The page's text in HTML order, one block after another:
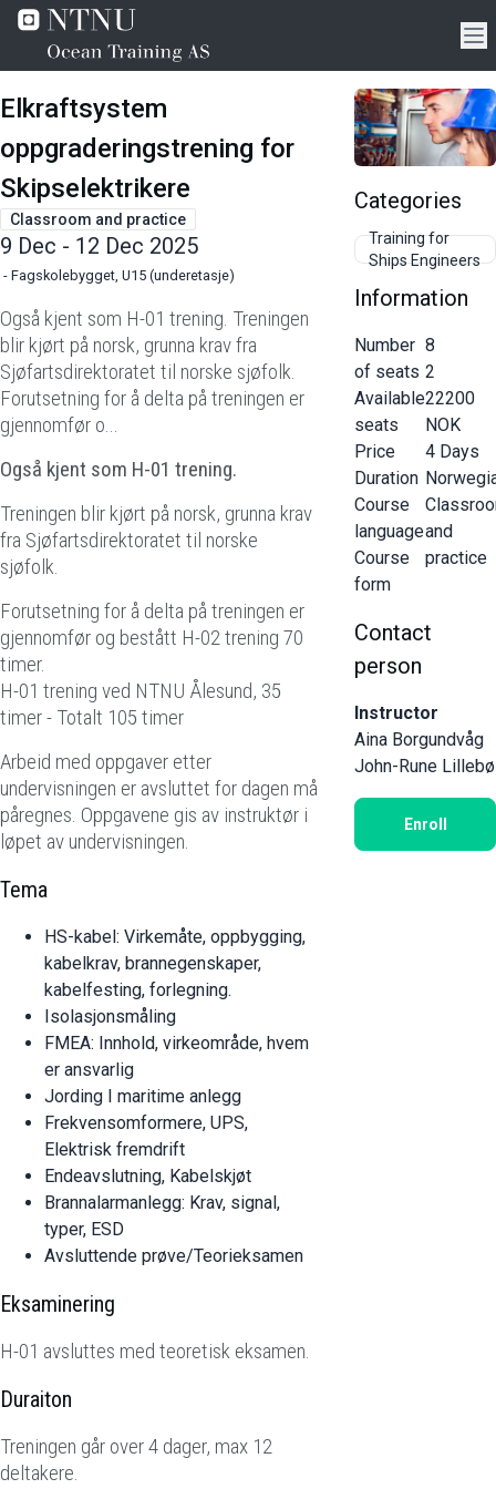
Elkraftsystem
oppgraderingstrening for
Skipselektrikere
Classroom and practice
9 Dec - 12 Dec 2025
- Fagskolebygget, U15 (underetasje)
Også kjent som H-01 trening. Treningen
blir kjørt på norsk, grunna krav fra
Sjøfartsdirektoratet til norske sjøfolk.
Forutsetning for å delta på treningen er
gjennomfør o...
Også kjent som H-01 trening.
Treningen blir kjørt på norsk, grunna krav
fra Sjøfartsdirektoratet til norske
sjøfolk.
Forutsetning for å delta på treningen er
gjennomfør og bestått H-02trening 70
timer.
H-01 trening ved NTNU Ålesund, 35
timer - Totalt 105 timer
Arbeid med oppgaver etter
undervisningen er avsluttet for dagen må
påregnes. Oppgavene gis av instruktør i
løpet av undervisningen.
Tema
HS-kabel: Virkemåte, oppbygging,
kabelkrav, brannegenskaper,
kabelfesting, forlegning.
Isolasjonsmåling
FMEA: Innhold, virkeområde, hvem
er ansvarlig
Jording I maritime anlegg
Frekvensomformere, UPS,
Elektrisk fremdrift
Endeavslutning, Kabelskjøt
Brannalarmanlegg: Krav, signal,
typer, ESD
Avsluttende prøve/Teorieksamen
Eksaminering
H-01 avsluttes med teoretisk eksamen.
Duraiton
Treningen går over 4 dager, max 12
deltakere.
Categories
Training for
Ships Engineers
Information
Number
of seats
Available
seats
Price
Duration
Course
language
Course
form
8
2
22200
NOK
4 Days
and
practice
Contact
person
Instructor
Aina Borgundvåg
John-Rune Lillebø
Enroll